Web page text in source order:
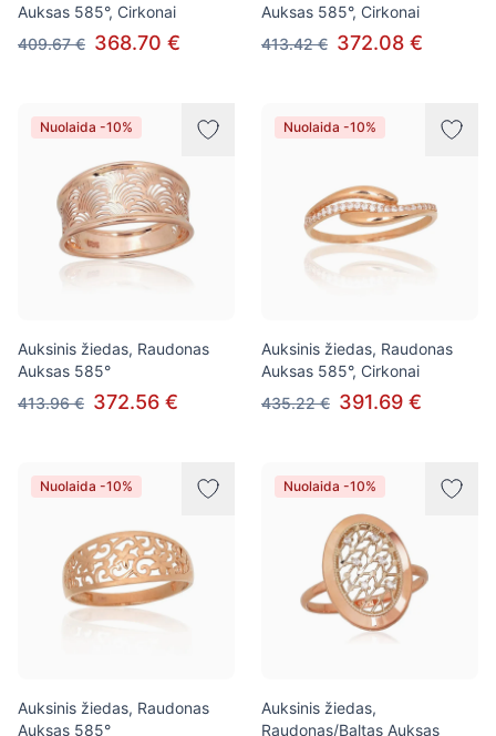
Auksas 585°, Cirkonai
409.67 € 368.70 €
Auksas 585°, Cirkonai
413.42 € 372.08 €
Nuolaida -10%
Auksinis žiedas, Raudonas
Auksas 585°
413.96 € 372.56 €
Nuolaida -10%
Auksinis žiedas, Raudonas
Auksas 585°, Cirkonai
435.22 € 391.69 €
Nuolaida -10%
Auksinis žiedas, Raudonas
Auksas 585°
Nuolaida -10%
Auksinis žiedas,
Raudonas/Baltas Auksas